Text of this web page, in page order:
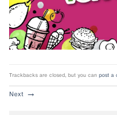
Trackbacks are closed, but you canpost a
Next →